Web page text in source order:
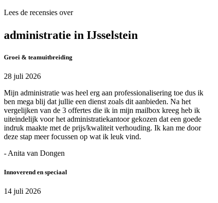
Lees de recensies over
administratie in IJsselstein
Groei & teamuitbreiding
28 juli 2026
Mijn administratie was heel erg aan professionalisering toe dus ik
ben mega blij dat jullie een dienst zoals dit aanbieden. Na het
vergelijken van de 3 offertes die ik in mijn mailbox kreeg heb ik
uiteindelijk voor het administratiekantoor gekozen dat een goede
indruk maakte met de prijs/kwaliteit verhouding. Ik kan me door
deze stap meer focussen op wat ik leuk vind.
- Anita van Dongen
Innoverend en speciaal
14 juli 2026